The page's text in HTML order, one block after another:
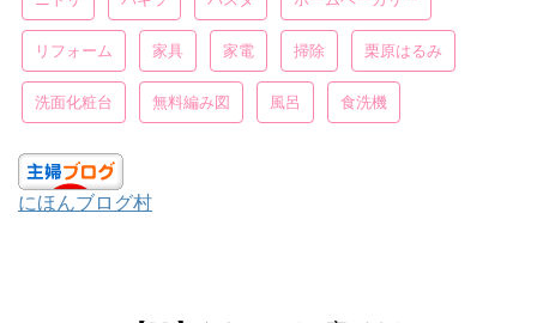
リフォーム 家具 家電 掃除 栗原はるみ
洗面化粧台 無料編み図 風呂 食洗機
にほんブログ村